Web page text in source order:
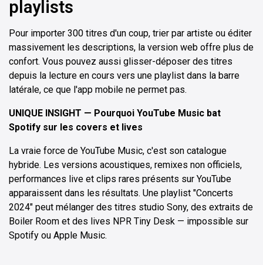
playlists
Pour importer 300 titres d'un coup, trier par artiste ou éditer
massivement les descriptions, la version web offre plus de
confort. Vous pouvez aussi glisser-déposer des titres
depuis la lecture en cours vers une playlist dans la barre
latérale, ce que l'app mobile ne permet pas.
UNIQUE INSIGHT — Pourquoi YouTube Music bat
Spotify sur les covers et lives
La vraie force de YouTube Music, c'est son catalogue
hybride. Les versions acoustiques, remixes non officiels,
performances live et clips rares présents sur YouTube
apparaissent dans les résultats. Une playlist "Concerts
2024" peut mélanger des titres studio Sony, des extraits de
Boiler Room et des lives NPR Tiny Desk — impossible sur
Spotify ou Apple Music.